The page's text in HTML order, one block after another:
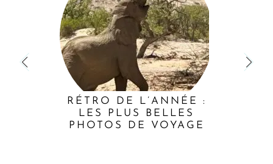
RÉTRO DE L’ANNÉE :
LES PLUS BELLES
PHOTOS DE VOYAGE